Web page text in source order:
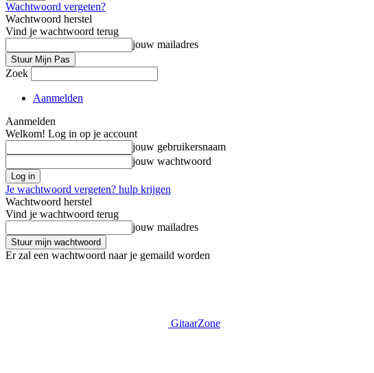
Wachtwoord vergeten?
Wachtwoord herstel
Vind je wachtwoord terug
jouw mailadres
Zoek
Aanmelden
Aanmelden
Welkom! Log in op je account
jouw gebruikersnaam
jouw wachtwoord
Je wachtwoord vergeten? hulp krijgen
Wachtwoord herstel
Vind je wachtwoord terug
jouw mailadres
Er zal een wachtwoord naar je gemaild worden
GitaarZone